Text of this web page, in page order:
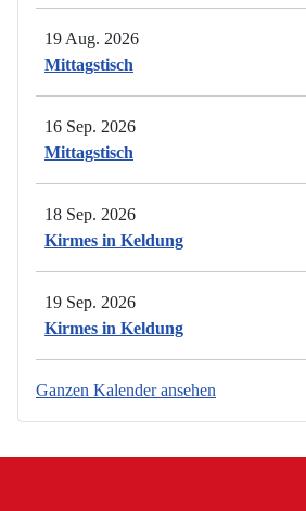
19 Aug. 2026
Mittagstisch
16 Sep. 2026
Mittagstisch
18 Sep. 2026
Kirmes in Keldung
19 Sep. 2026
Kirmes in Keldung
Ganzen Kalender ansehen